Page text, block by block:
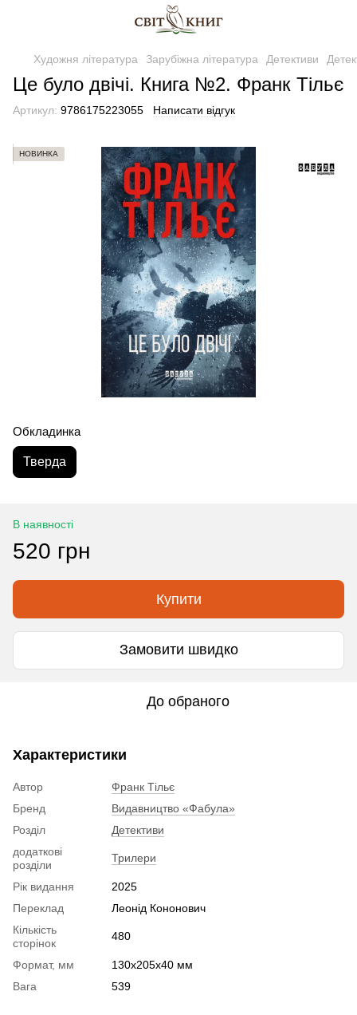
Художня література Зарубіжна література Детективи
Це було двічі. Книга №2. Франк Тільє
Артикул: 9786175223055 Написати відгук
НОВИНКА
Обкладинка
Тверда
В наявності
520 грн
Купити
Замовити швидко
До обраного
Характеристики
Автор
Франк Тільє
Бренд
Видавництво «Фабула»
Розділ
Детективи
додаткові
розділи
Трилери
Рік видання
2025
Переклад
Леонід Кононович
Кількість
сторінок
480
Формат, мм
130х205х40 мм
Вага
539